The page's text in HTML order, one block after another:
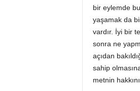
bir eylemde
yaşamak da
vardır. İyi bir
sonra ne
açıdan
sahip
metnin